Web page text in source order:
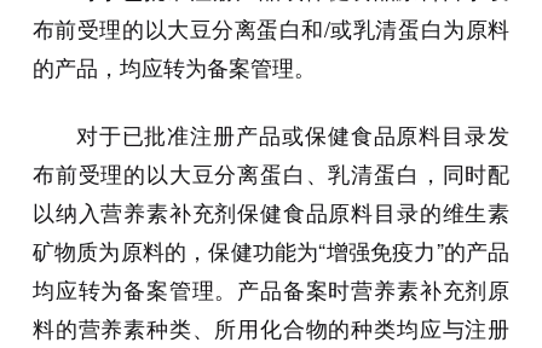
布前受理的以大豆分离蛋白和/或乳清蛋白为原料
的产品，均应转为备案管理。
对于已批准注册产品或保健食品原料目录发
布前受理的以大豆分离蛋白、乳清蛋白，同时配
以纳入营养素补充剂保健食品原料目录的维生素
矿物质为原料的，保健功能为“增强免疫力”的产品
均应转为备案管理。产品备案时营养素补充剂原
料的营养素种类、所用化合物的种类均应与注册